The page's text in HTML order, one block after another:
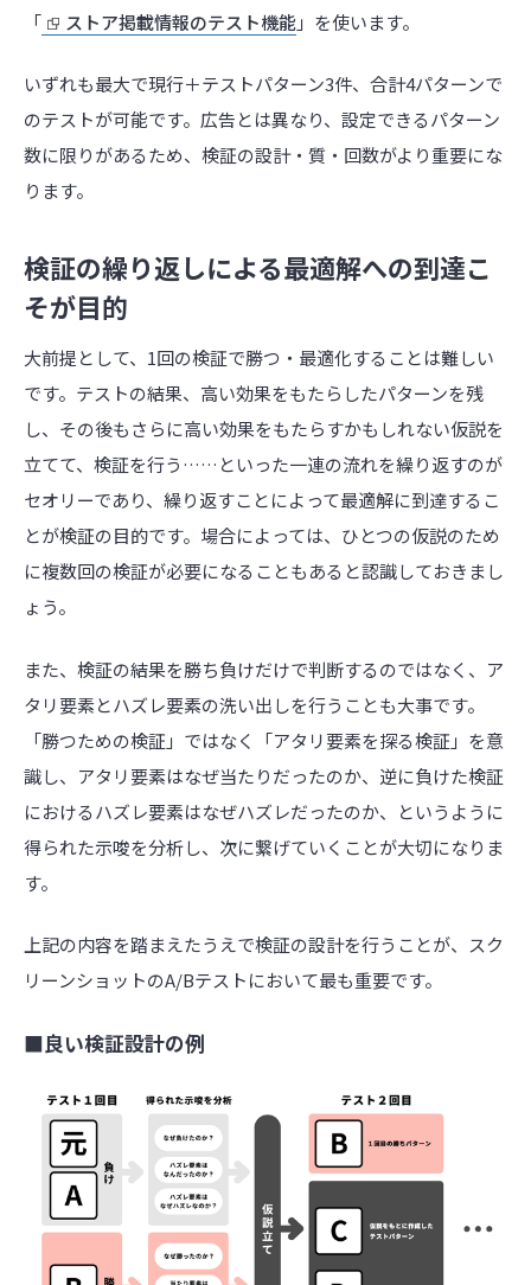
「
ストア掲載情報のテスト機能」を使います。
いずれも最大で現行＋テストパターン3件、合計4パターンで
のテストが可能です。広告とは異なり、設定できるパターン
数に限りがあるため、検証の設計・質・回数がより重要にな
ります。
検証の繰り返しによる最適解への到達こ
そが目的
大前提として、1回の検証で勝つ・最適化することは難しい
です。テストの結果、高い効果をもたらしたパターンを残
し、その後もさらに高い効果をもたらすかもしれない仮説を
立てて、検証を行う……といった一連の流れを繰り返すのが
セオリーであり、繰り返すことによって最適解に到達するこ
とが検証の目的です。場合によっては、ひとつの仮説のため
に複数回の検証が必要になることもあると認識しておきまし
ょう。
また、検証の結果を勝ち負けだけで判断するのではなく、ア
タリ要素とハズレ要素の洗い出しを行うことも大事です。
「勝つための検証」ではなく「アタリ要素を探る検証」を意
識し、アタリ要素はなぜ当たりだったのか、逆に負けた検証
におけるハズレ要素はなぜハズレだったのか、というように
得られた示唆を分析し、次に繋げていくことが大切になりま
す。
上記の内容を踏まえたうえで検証の設計を行うことが、スク
リーンショットのA/Bテストにおいて最も重要です。
■良い検証設計の例